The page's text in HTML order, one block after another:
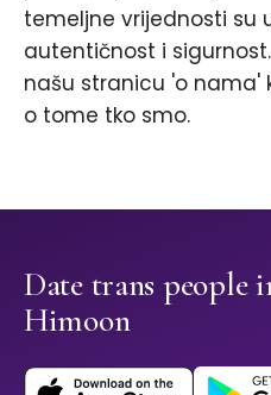
temeljne vrijednosti su
autentičnost i
našu stranicu 'o nama'
o tome tko smo.
Date trans people
Himoon